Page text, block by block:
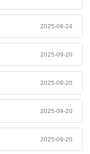
2025-09-24
2025-09-20
2025-09-20
2025-09-20
2025-09-20